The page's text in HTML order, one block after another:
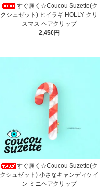
すぐ届く☆Coucou Suzette(ク
クシュゼット) ヒイラギ HOLLY クリ
スマス ヘアクリップ
2,450円
すぐ届く☆Coucou Suzette(ク
クシュゼット) 小さなキャンディケイ
ン ミニヘアクリップ